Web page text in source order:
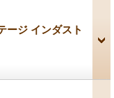
ージ インダスト